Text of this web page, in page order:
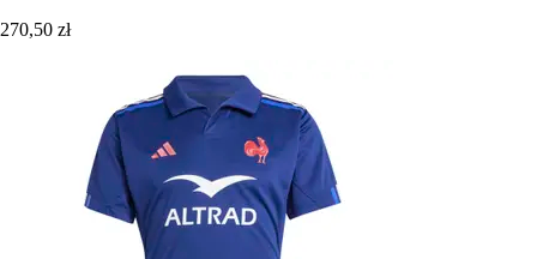
270,50 zł